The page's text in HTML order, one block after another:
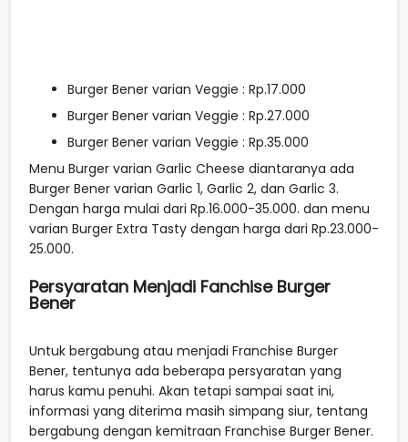
Burger Bener varian Veggie : Rp.17.000
Burger Bener varian Veggie : Rp.27.000
Burger Bener varian Veggie : Rp.35.000
Menu Burger varian Garlic Cheese diantaranya ada
Burger Bener varian Garlic 1, Garlic 2, dan Garlic 3.
Dengan harga mulai dari Rp.16.000-35.000. dan menu
varian Burger Extra Tasty dengan harga dari Rp.23.000-
25.000.
Persyaratan Menjadi Fanchise Burger
Bener
Untuk bergabung atau menjadi Franchise Burger
Bener, tentunya ada beberapa persyaratan yang
harus kamu penuhi. Akan tetapi sampai saat ini,
informasi yang diterima masih simpang siur, tentang
bergabung dengan kemitraan Franchise Burger Bener.